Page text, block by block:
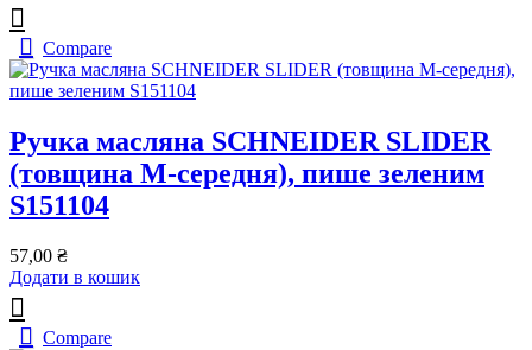
Compare
Ручка масляна SCHNEIDER SLIDER
(товщина М-середня), пише зеленим
S151104
57,00 ₴
Додати в кошик
Compare